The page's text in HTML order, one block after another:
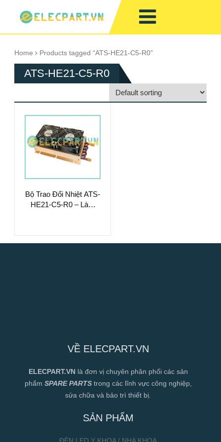
Home Products tagged “ATS-HE21-C5-R0”
ATS-HE21-C5-R0
Bộ Trao Đổi Nhiệt ATS-
HE21-C5-R0 – Làm
VỀ ELECPART.VN
ELECPART.VN là đơn vị chuyên phân phối các sản
phẩm SPARE PARTStrong các lĩnh vực công nghiệp,
sửa chữa và bảo trì thiết bị.
SẢN PHẨM
ĐÈN LED Y KHOA / NHA KHOA